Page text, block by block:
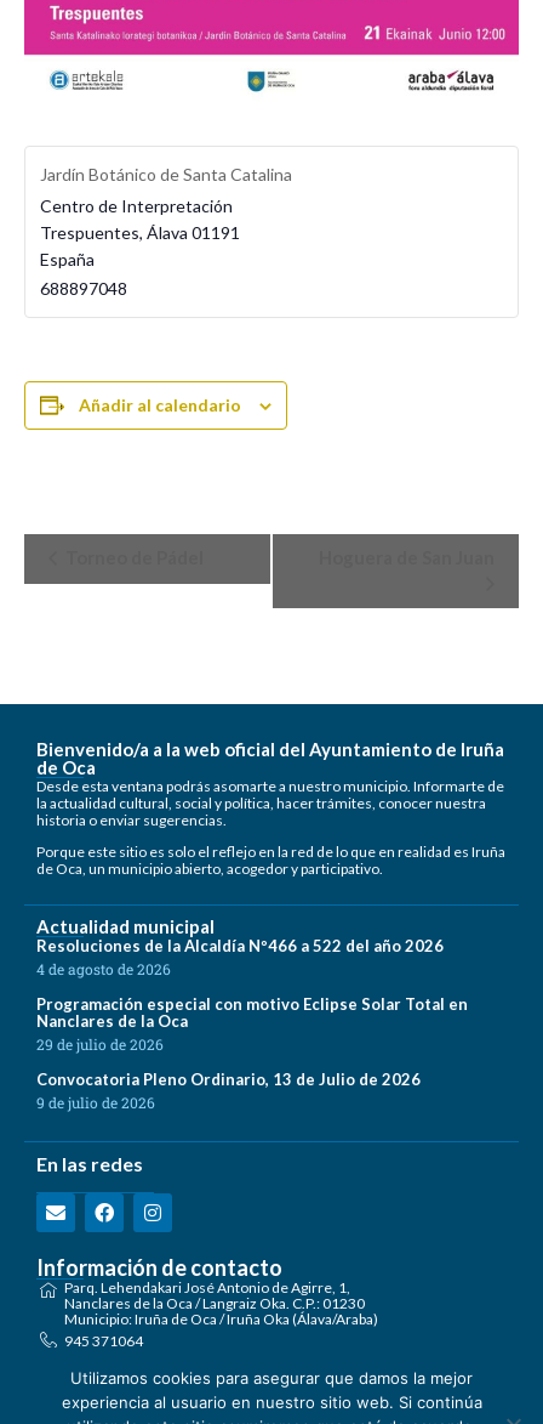
Jardín Botánico de Santa Catalina
Centro de Interpretación
Trespuentes, Álava 01191
España
688897048
Añadir al calendario
del
Bienvenido/a a la web oficial del Ayuntamiento de Iruña
de Oca
Desde esta ventana podrás asomarte a nuestro municipio. Informarte de
la actualidad cultural, social y política, hacer trámites, conocer nuestra
historia o enviar sugerencias.
Porque este sitio es solo el reflejo en la red de lo que en realidad es Iruña
de Oca, un municipio abierto, acogedor y participativo.
Actualidad municipal
Resoluciones de la Alcaldía Nº466 a 522 del año 2026
4 de agosto de 2026
Programación especial con motivo Eclipse Solar Total en
Nanclares de la Oca
29 de julio de 2026
Convocatoria Pleno Ordinario, 13 de Julio de 2026
9 de julio de 2026
En las redes
Información de contacto
Parq. Lehendakari José Antonio de Agirre, 1,
Nanclares de la Oca / Langraiz Oka. C.P.: 01230
Municipio: Iruña de Oca / Iruña Oka (Álava/Araba)
945 371064
Encuéntranos en el mapa
Formulario de Contacto
Utilizamos cookies para asegurar que damos la mejor
experiencia al usuario en nuestro sitio web. Si continúa